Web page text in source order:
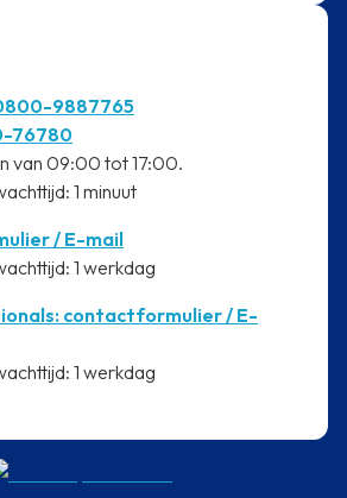
9887765
76780
van 09:00 tot 17:00.
1 minuut
/ E-mail
1 werkdag
contactformulier / E-
1 werkdag